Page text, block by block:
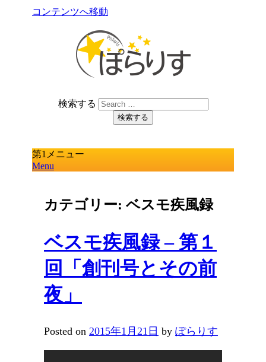
コンテンツへ移動
ぽらりす
『ぽらりすeBooks～クルマ仲間「名作
ガレージ」』の運営
検索する
第1メニュー
Menu
カテゴリー: ベスモ疾風録
ベスモ疾風録 – 第１
回「創刊号とその前
夜」
Posted on 2015年1月21日 by ぽらりす